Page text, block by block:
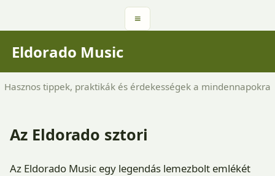
≡
Eldorado Music
Hasznos tippek, praktikák és érdekességek a mindennapokra
Az Eldorado sztori
Az Eldorado Music egy legendás lemezbolt emlékét